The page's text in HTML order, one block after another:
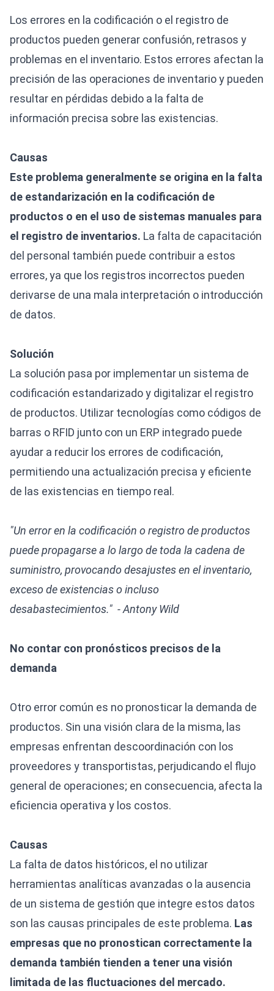
Los errores en la codificación o el registro de
productos pueden generar confusión, retrasos y
problemas en el inventario. Estos errores afectan la
precisión de las operaciones de inventario y pueden
resultar en pérdidas debido a la falta de
información precisa sobre las existencias.
Causas
Este problema generalmente se origina en la falta
de estandarización en la codificación de
productos o en el uso de sistemas manuales para
el registro de inventarios. La falta de capacitación
del personal también puede contribuir a estos
errores, ya que los registros incorrectos pueden
derivarse de una mala interpretación o introducción
de datos.
Solución
La solución pasa por implementar un sistema de
codificación estandarizado y digitalizar el registro
de productos. Utilizar tecnologías como códigos de
barras o RFID junto con un ERP integrado puede
ayudar a reducir los errores de codificación,
permitiendo una actualización precisa y eficiente
de las existencias en tiempo real.
"Un error en la codificación o registro de productos
puede propagarse a lo largo de toda la cadena de
suministro, provocando desajustes en el inventario,
exceso de existencias o incluso
desabastecimientos." - Antony Wild
No contar con pronósticos precisos de la
demanda
Otro error común es no pronosticar la demanda de
productos. Sin una visión clara de la misma, las
empresas enfrentan descoordinación con los
proveedores y transportistas, perjudicando el flujo
general de operaciones; en consecuencia, afecta la
eficiencia operativa y los costos.
Causas
La falta de datos históricos, el no utilizar
herramientas analíticas avanzadas o la ausencia
de un sistema de gestión que integre estos datos
son las causas principales de este problema. Las
empresas que no pronostican correctamente la
demanda también tienden a tener una visión
limitada de las fluctuaciones del mercado.